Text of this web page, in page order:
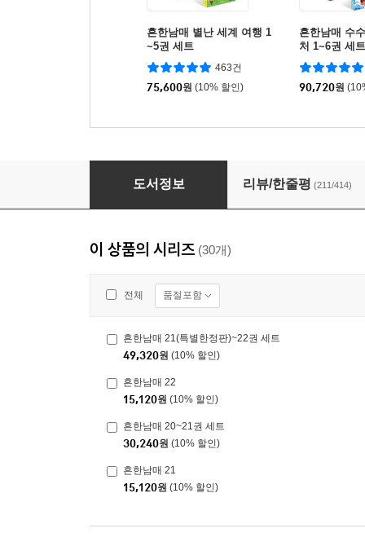
흔한남매 별난 세계 여행 1
~5권 세트
463건
75,600원 (10% 할인)
흔한남매 수
처 1~6권 세트
90,720원
흔한남매 1
도서정보 리뷰/한줄평 (211/414)
이 상품의 시리즈 (30개)
전체 품절포함
흔한남매 21(특별한정판)~22권 세트
49,320원 (10% 할인)
흔한남매 22
15,120원 (10% 할인)
흔한남매 20~21권 세트
30,240원 (10% 할인)
흔한남매 21
15,120원 (10% 할인)